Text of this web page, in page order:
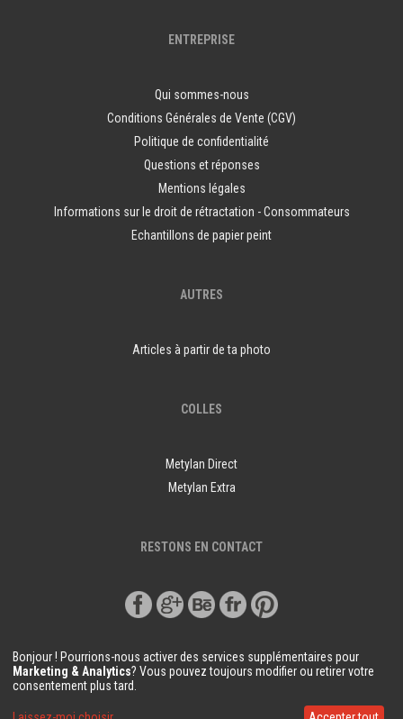
ENTREPRISE
Qui sommes-nous
Conditions Générales de Vente (CGV)
Politique de confidentialité
Questions et réponses
Mentions légales
Informations sur le droit de rétractation - Consommateurs
Echantillons de papier peint
AUTRES
Articles à partir de ta photo
COLLES
Metylan Direct
Metylan Extra
RESTONS EN CONTACT
Bonjour ! Pourrions-nous activer des services supplémentaires pour
Marketing & Analytics? Vous pouvez toujours modifier ou retirer votre
consentement plus tard.